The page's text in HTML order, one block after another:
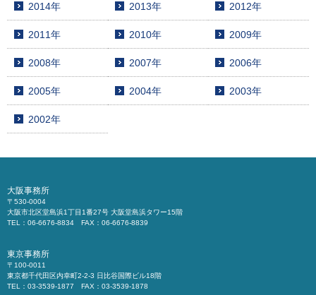
2014年 2013年 2012年
2011年 2010年 2009年
2008年 2007年 2006年
2005年 2004年 2003年
2002年
大阪事務所
〒530-0004
大阪市北区堂島浜1丁目1番27号 大阪堂島浜タワー15階
TEL：06-6676-8834 FAX：06-6676-8839
東京事務所
〒100-0011
東京都千代田区内幸町2-2-3 日比谷国際ビル18階
TEL：03-3539-1877 FAX：03-3539-1878